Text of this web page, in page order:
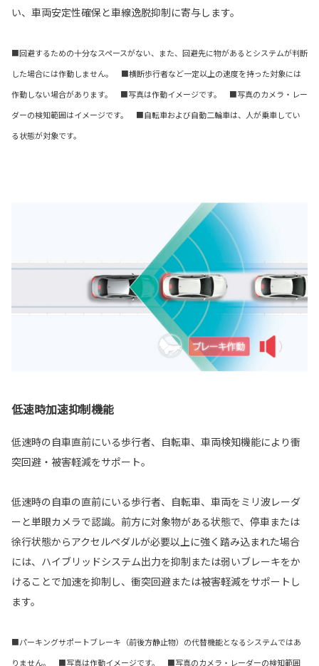
い、車両安定性確保と車線逸脱抑制に寄与します。
■回避するための十分なスペースがない、また、回避先に物があるとシステムが判断
した場合には作動しません。 ■横断歩行者など一定以上の速度を持った対象には
作動しない場合があります。 ■写真は作動イメージです。 ■写真のカメラ・レー
ダーの検知範囲はイメージです。 ■自転車および自動二輪車は、人が乗車してい
る状態が対象です。
低速時加速抑制機能
低速時の自車直前にいる歩行者、自転車、車両検知機能により衝
突回避・被害軽減をサポート。
低速時の自車の直前にいる歩行者、自転車、車両をミリ波レーダ
ーと単眼カメラで認識。前方に対象物がある状態で、停車または
徐行状態からアクセルペダルが必要以上に強く踏み込まれた場合
には、ハイブリッドシステム出力を抑制または弱いブレーキをか
けることで加速を抑制し、衝突回避または被害軽減をサポートし
ます。
■パーキングサポートブレーキ（前後方静止物）の代替機能となるシステムではあ
りません。 ■写真は作動イメージです。 ■写真のカメラ・レーダーの検知範囲